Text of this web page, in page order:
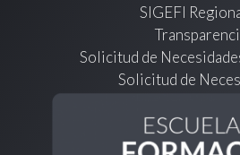
SIGEFI
Solicitud de
Solicitud de